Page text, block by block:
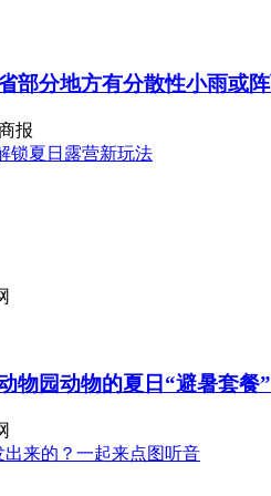
部分地方有分散性小雨或
报
锁夏日露营新玩法
物园动物的夏日“避暑套餐”
来的？一起来点图听音